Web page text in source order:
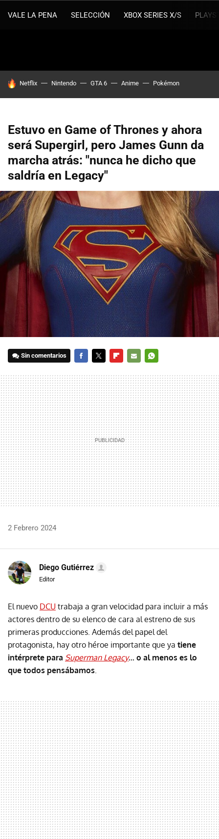
VALE LA PENA SELECCIÓN XBOX SERIES X/S
HOY SE HABLA DE
Netflix Nintendo GTA 6 Anime Pokémon
Estuvo en Game of Thrones y ahora
será Supergirl, pero James Gunn da
marcha atrás: "nunca he dicho que
saldría en Legacy"
Sin comentarios
MAIL
2 Febrero 2024
Diego Gutiérrez
Editor
El nuevo DCU trabaja a gran velocidad para incluir a más
actores dentro de su elenco de cara al estreno de sus
primeras producciones. Además del papel del
protagonista, hay otro héroe importante que ya tiene
intérprete para Superman Legacy... o al menos es lo
que todos pensábamos.